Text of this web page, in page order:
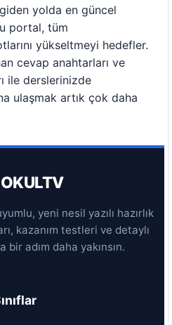
giden yolda en güncel
portal, tüm
yükseltmeyi hedefler.
cevap anahtarları ve
ile derslerinizde
ulaşmak artık çok daha
yeni nesil yazılı hazırlık
kazanım testleri ve detaylı
bir adım daha yakınsın.